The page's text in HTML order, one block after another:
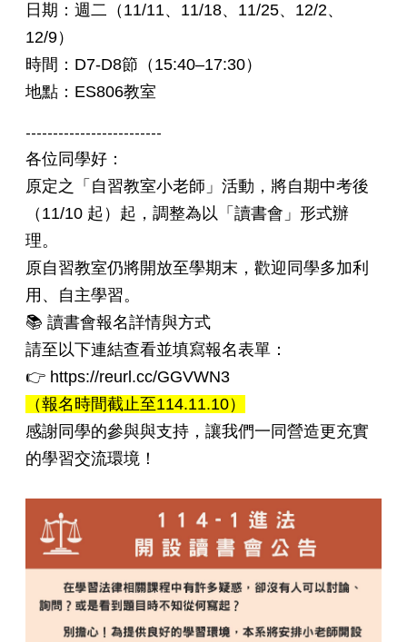
日期：週二（11/11、11/18、11/25、12/2、
12/9）
時間：D7-D8節（15:40–17:30）
地點：ES806教室
-------------------------
各位同學好：
原定之「自習教室小老師」活動，將自期中考後
（11/10 起）起，調整為以「讀書會」形式辦
理。
原自習教室仍將開放至學期末，歡迎同學多加利
用、自主學習。
📚 讀書會報名詳情與方式
請至以下連結查看並填寫報名表單：
👉 https://reurl.cc/GGVWN3
（報名時間截止至114.11.10）
感謝同學的參與與支持，讓我們一同營造更充實
的學習交流環境！